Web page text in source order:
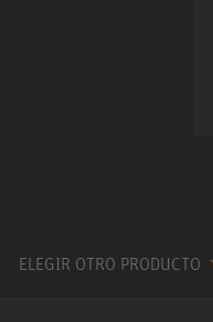
ELEGIR OTRO PRODUCTO